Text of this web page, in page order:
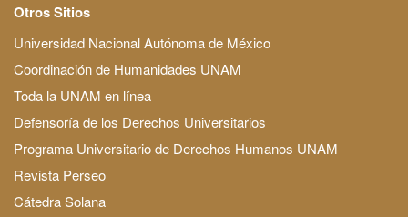
Otros Sitios
Universidad Nacional Autónoma de México
Coordinación de Humanidades UNAM
Toda la UNAM en línea
Defensoría de los Derechos Universitarios
Programa Universitario de Derechos Humanos UNAM
Revista Perseo
Cátedra Solana